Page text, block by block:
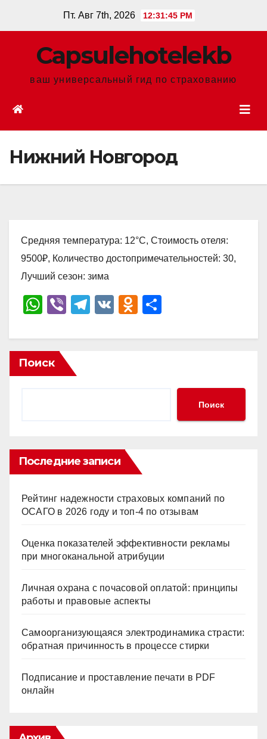
Пт. Авг 7th, 2026 12:31:46 PM
Сapsulehotelekb
ваш универсальный гид по страхованию
Нижний Новгород
Средняя температура: 12°C, Стоимость отеля:
9500₽, Количество достопримечательностей: 30,
Лучший сезон: зима
W
at
s
A
Vi
er
T
e
V
O
n
р
ть
Поиск
Поиск
Последние записи
Рейтинг надежности страховых компаний по
ОСАГО в 2026 году и топ-4 по отзывам
Оценка показателей эффективности рекламы
при многоканальной атрибуции
Личная охрана с почасовой оплатой: принципы
работы и правовые аспекты
Самоорганизующаяся электродинамика страсти:
обратная причинность в процессе стирки
Подписание и проставление печати в PDF
онлайн